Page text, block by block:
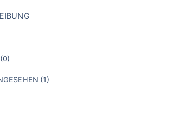
VERMERKTE- ODER ZULETZT
0
1